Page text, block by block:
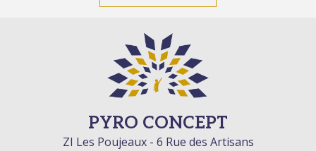
PYRO CONCEPT
ZI Les Poujeaux - 6 Rue des Artisans